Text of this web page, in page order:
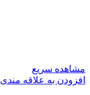
مشاهده سریع
افزودن به علاقه مندی